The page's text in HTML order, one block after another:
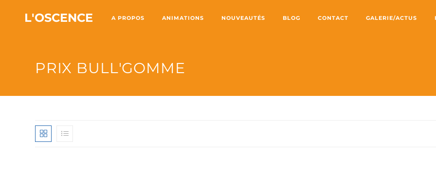
L'OSCENCE A PROPOS ANIMATIONS NOUVEAUTÉS BLOG CONTACT GALERIE/ACTUS
PRIX BULL'GOMME